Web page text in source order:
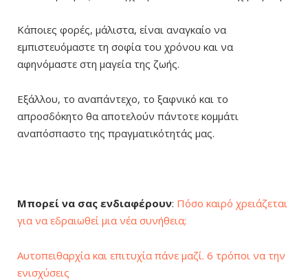
Κάποιες φορές, μάλιστα, είναι αναγκαίο να
εμπιστευόμαστε τη σοφία του χρόνου και να
αφηνόμαστε στη μαγεία της ζωής.
Εξάλλου, το αναπάντεχο, το ξαφνικό και το
απροσδόκητο θα αποτελούν πάντοτε κομμάτι
αναπόσπαστο της πραγματικότητάς μας.
Μπορεί να σας ενδιαφέρουν: Πόσο καιρό χρειάζεται
για να εδραιωθεί μια νέα συνήθεια;
Αυτοπειθαρχία και επιτυχία πάνε μαζί. 6 τρόποι να την
ενισχύσεις